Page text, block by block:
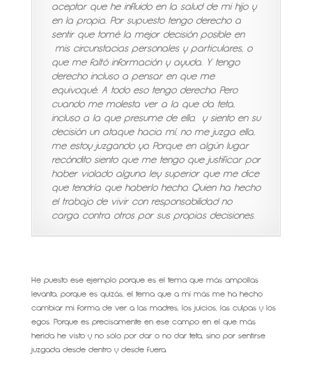
aceptar que he influido en la salud de mi hijo y
en la propia. Por supuesto tengo derecho a
sentir que tomé la mejor decisión posible en
mis circunstacias personales y particulares, o
que me faltó información y ayuda. Y tengo
derecho incluso a pensar en que me
equivoqué. A todo eso tengo derecho. Pero
cuando me molesta ver a la que da teta,
incluso a la que presume de ello, y siento en su
decisión un ataque hacia mí, no me juzga ella,
me estoy juzgando yo. Porque en algún lugar
recóndito siento que me tengo que justificar por
haber violado alguna ley superior que me dice
que tendría que haberlo hecho. Quien ha hecho
el trabajo de vivir con responsabilidad no
carga contra otros por sus propias decisiones.
He puesto ese ejemplo porque es el tema que más ampollas
levanta, porque es quizás, el tema que a mí más me ha hecho
cambiar mi forma de ver a las madres, los juicios, las culpas y los
egos. Porque es precisamente en ese campo en el que más
herida he visto y no sólo por dar o no dar teta, sino por sentirse
juzgada desde dentro y desde fuera.